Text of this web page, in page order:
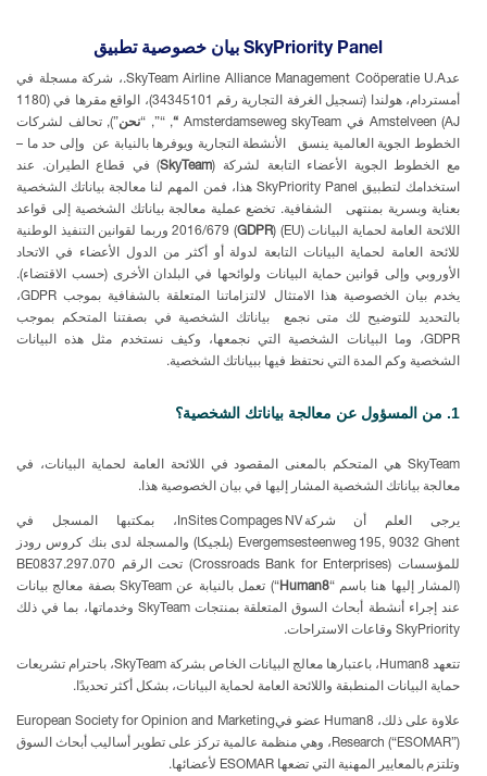
بيان خصوصية تطبيق SkyPriority Panel
عد SkyTeam Airline Alliance Management Coöperatie U.A.،
شركة مسجلة في
أمستردام، هولندا (تسجيل الغرفة التجارية رقم 34345101)، الواقع مقرها في (1180
AJ) Amstelveen
في Amsterdamseweg skyTeam
“
, “”, “نحن”),تحالف لشركات
الخطوط
الجوية العالمية ينسق الأنشطة التجارية ويوفرها بالنيابة عن
وإلى حد ما –
مع الخطوط
الجوية الأعضاء التابعة لشركة (
SkyTeam) في قطاع الطيران. عند
استخدامك لتطبيق SkyPriority Panel هذا، فمن المهم لنا معالجة بياناتك الشخصية
بعناية وبسرية بمنتهى
الشفافية. تخضع عملية معالجة بياناتك الشخصية إلى قواعد
اللائحة العامة لحماية البيانات (EU) 2016/679 (
GDPR
) وربما لقوانين التنفيذ الوطنية
للائحة العامة لحماية البيانات التابعة لدولة أو أكثر من الدول الأعضاء في الاتحاد
الأوروبي وإلى قوانين حماية البيانات ولوائحها في البلدان الأخرى (حسب الاقتضاء).
يخدم بيان الخصوصية هذا الامتثال لالتزاماتنا المتعلقة بالشفافية بموجب GDPR،
بالتحديد للتوضيح لك متى نجمع
بياناتك الشخصية في بصفتنا المتحكم بموجب
GDPR،
وما البيانات الشخصية التي نجمعها، وكيف نستخدم مثل هذه
البيانات
الشخصية وكم المدة التي نحتفظ فيها ببياناتك الشخصية.
1. من المسؤول عن معالجة بياناتك الشخصية؟
SkyTeam هي المتحكم بالمعنى المقصود في اللائحة العامة لحماية البيانات، في
معالجة بياناتك الشخصية المشار إليها في بيان الخصوصية هذا.
يرجى العلم أن شركةInSites Compages NV ، بمكتبها المسجل في
Evergemsesteenweg 195, 9032 Ghent (بلجيكا) والمسجلة لدى بنك كروس رودز
للمؤسسات (Crossroads Bank for Enterprises) تحت الرقم BE0837.297.070
(المشار إليها هنا باسم “Human8“) تعمل بالنيابة عن SkyTeamبصفة معالج بيانات
عند إجراء أنشطة أبحاث السوق المتعلقة بمنتجاتSkyTeam وخدماتها، بما في ذلك
SkyPriority وقاعات الاستراحات.
تتعهد Human8 ، باعتبارها معالج البيانات الخاص بشركة SkyTeam، باحترام تشريعات
حماية البيانات المنطبقة واللائحة العامة لحماية البيانات، بشكل أكثر تحديدًا.
علاوة على ذلك، Human8 عضو فيEuropean Society for Opinion and Marketing
Research (“ESOMAR ”)، وهي منظمة عالمية تركز على تطوير أساليب أبحاث السوق
وتلتزم بالمعايير المهنية التي تضعها ESOMAR لأعضائها.